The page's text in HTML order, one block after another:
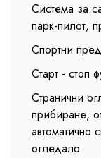
Система за
парк-пилот,
Спортни
Старт - стоп
Странични
прибиране,
автоматично
огледало